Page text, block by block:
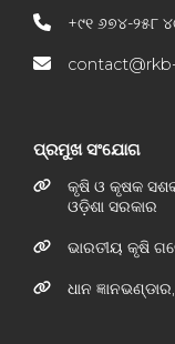
+୯୧ ୬୭୪-୨୫୮
ପ୍ରମୁଖ ସଂଯୋଗ
କୃଷି ଓ କୃଷକ
ଓଡ଼ିଶା ସରକାର
ଭାରତୀୟ କୃଷି
ଧାନ